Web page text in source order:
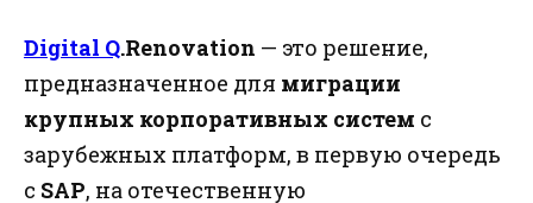
Digital Q.Renovation — это решение,
предназначенное для миграции
крупных корпоративных систем с
зарубежных платформ, в первую очередь
с SAP, на отечественную